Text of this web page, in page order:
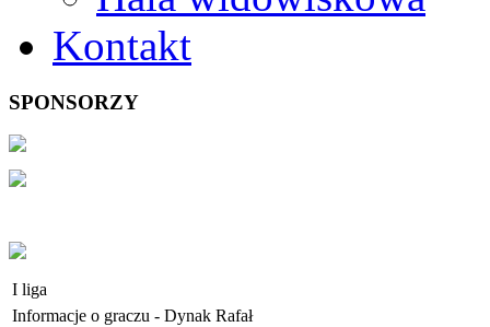
Kontakt
SPONSORZY
I liga
Informacje o graczu - Dynak Rafał